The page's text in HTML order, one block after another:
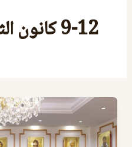
9-12 كانون الثاني 2019